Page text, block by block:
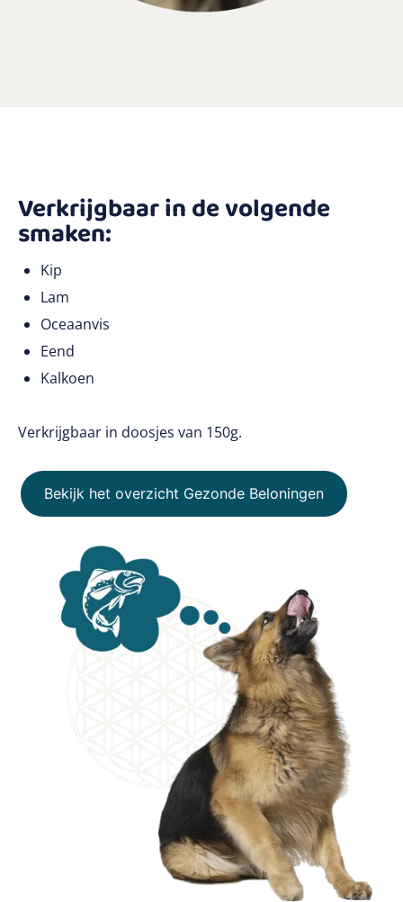
Verkrijgbaar in de volgende
smaken:
Kip
Lam
Oceaanvis
Eend
Kalkoen
Verkrijgbaar in doosjes van 150g.
Bekijk het overzicht Gezonde Beloningen